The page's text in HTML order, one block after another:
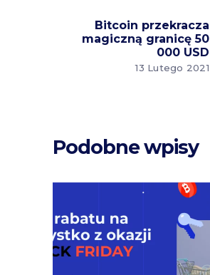
Bitcoin przekracza
magiczną granicę 50
000 USD
13 Lutego 2021
Podobne wpisy